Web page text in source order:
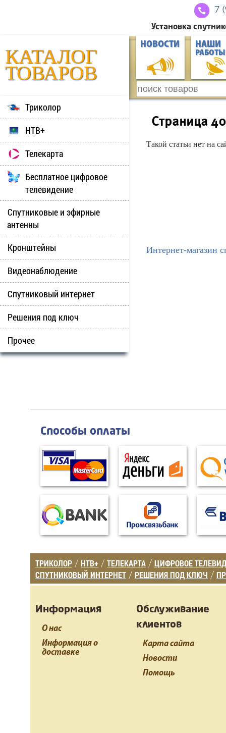
7
Установка
КАТАЛОГ
ТОВАРОВ
НОВОСТИ НАШИ
РАБОТЫ
Триколор
НТВ+
Телекарта
Бесплатное цифровое
телевидение
Спутниковые и эфирные
антенны
Кронштейны
Видеонаблюдение
Спутниковый интернет
Решения под ключ
Прочее
Страница
Такой статьи нет на
Интернет-магазин
Способы оплаты
ТРИКОЛОР / НТВ+ / ТЕЛЕКАРТА / ЦИФРОВОЕ
СПУТНИКОВЫЙ ИНТЕРНЕТ / РЕШЕНИЯ ПОД КЛЮЧ /
Информация
О нас
Информация о
доставке
Обслуживание
клиентов
Карта сайта
Новости
Помощь